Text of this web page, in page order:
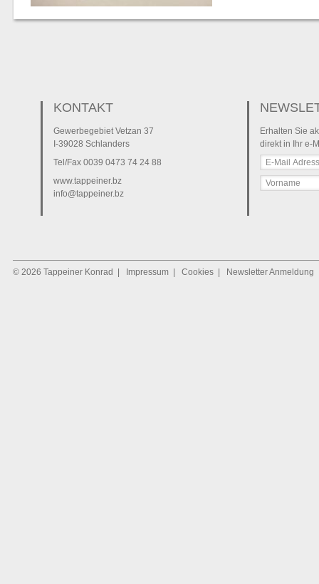
KONTAKT
Gewerbegebiet Vetzan 37
I-39028 Schlanders
Tel/Fax 0039 0473 74 24 88
www.tappeiner.bz
info@tappeiner.bz
Erhalten Sie
direkt in Ihr e-
© 2026 Tappeiner Konrad Impressum Cookies Newsletter Anmeldung